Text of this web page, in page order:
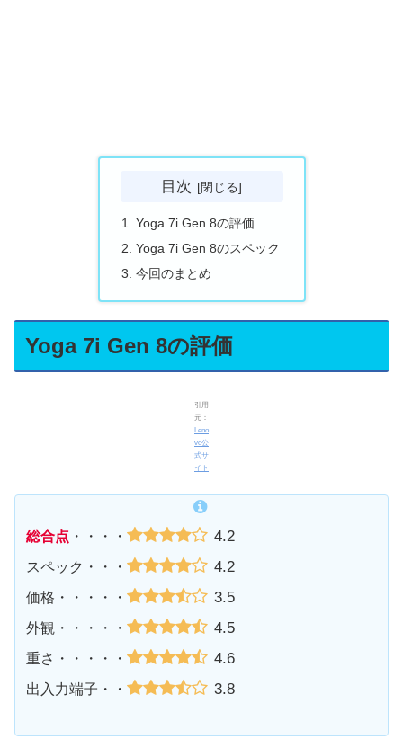
目次
Yoga 7i Gen 8の評価
Yoga 7i Gen 8のスペック
今回のまとめ
Yoga 7i Gen 8の評価
引用
元：
Leno
vo公
式サ
イト
総合点 ・・・・ 4.2
スペック・・・ 4.2
価格・・・・・ 3.5
外観・・・・・ 4.5
重さ・・・・・ 4.6
出入力端子・・ 3.8